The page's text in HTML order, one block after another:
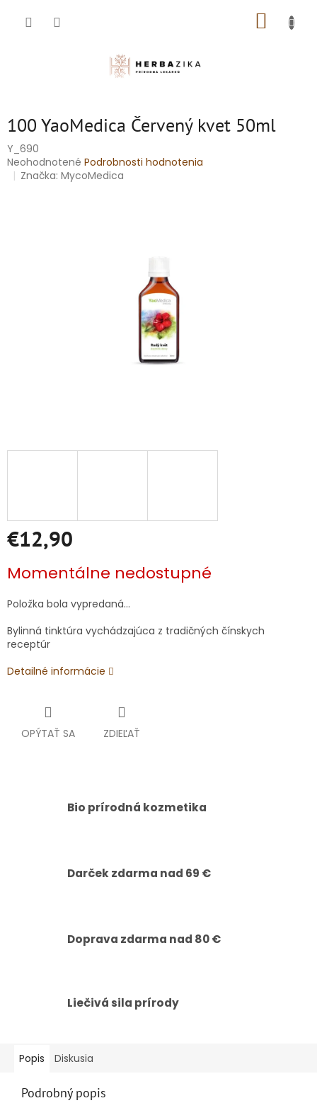
100 YaoMedica Červený kvet 50ml
Y_690
Priemerné
hodnotenie
Neohodnotené Podrobnosti hodnotenia
Značka:MycoMedica
€12,90
cena:
Momentálne nedostupné
Položka bola vypredaná…
Bylinná tinktúra vychádzajúca z tradičných čínskych
receptúr
Detailné informácie
OPÝTAŤ SA ZDIEĽAŤ
Bio prírodná kozmetika
Darček zdarma nad 69 €
Doprava zdarma nad 80 €
Liečivá sila prírody
Popis Diskusia
Podrobný popis